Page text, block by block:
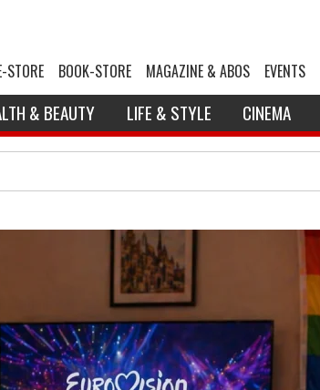
STORE BOOK-STORE MAGAZINE & ABOS EVENTS
& BEAUTY LIFE & STYLE CINEMA